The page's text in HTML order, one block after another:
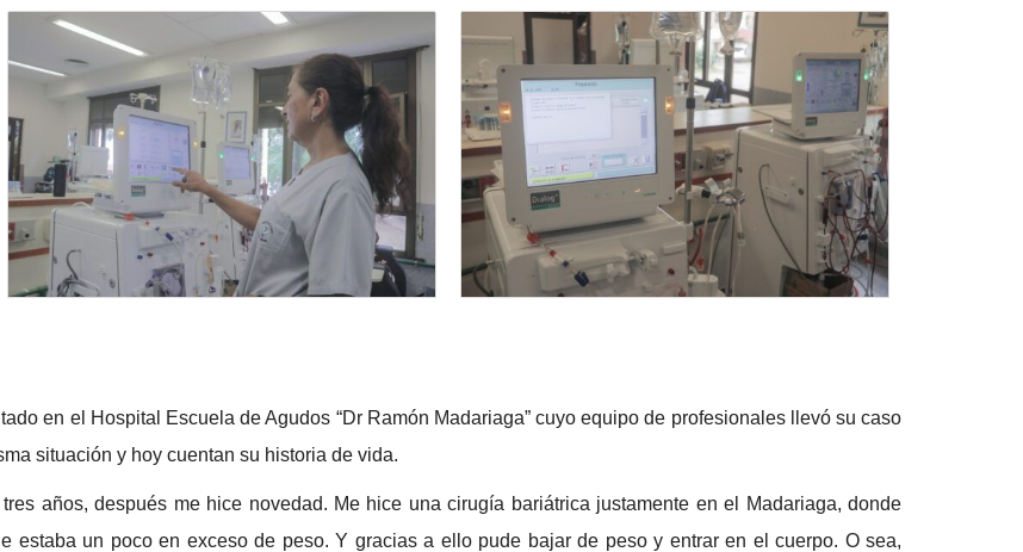
en el Hospital Escuela de Agudos “Dr Ramón Madariaga” cuyo equipo de profesionales llevó su caso
situación y hoy cuentan su historia de vida.
años, después me hice novedad. Me hice una cirugía bariátrica justamente en el Madariaga, donde
estaba un poco en exceso de peso. Y gracias a ello pude bajar de peso y entrar en el cuerpo. O sea,